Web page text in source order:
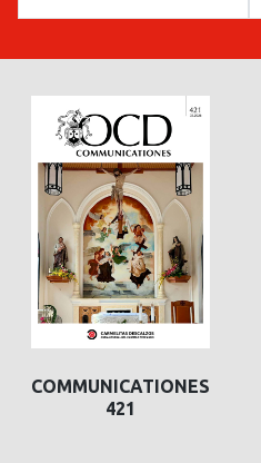
COMMUNICATIONES
421